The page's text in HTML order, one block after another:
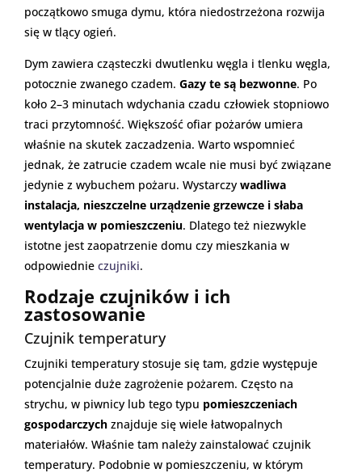
początkowo smuga dymu, która niedostrzeżona rozwija
się w tlący ogień.
Dym zawiera cząsteczki dwutlenku węgla i tlenku węgla,
potocznie zwanego czadem. Gazy te są bezwonne. Po
koło 2–3 minutach wdychania czadu człowiek stopniowo
traci przytomność. Większość ofiar pożarów umiera
właśnie na skutek zaczadzenia. Warto wspomnieć
jednak, że zatrucie czadem wcale nie musi być związane
jedynie z wybuchem pożaru. Wystarczy wadliwa
instalacja, nieszczelne urządzenie grzewcze i słaba
wentylacja w pomieszczeniu. Dlatego też niezwykle
istotne jest zaopatrzenie domu czy mieszkania w
odpowiednie czujniki.
Rodzaje czujników i ich
zastosowanie
Czujnik temperatury
Czujniki temperatury stosuje się tam, gdzie występuje
potencjalnie duże zagrożenie pożarem. Często na
strychu, w piwnicy lub tego typu pomieszczeniach
gospodarczych znajduje się wiele łatwopalnych
materiałów. Właśnie tam należy zainstalować czujnik
temperatury. Podobnie w pomieszczeniu, w którym